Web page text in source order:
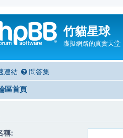
竹貓星球
虛擬網路的真實天堂
連結 問答集
區首頁
稱: